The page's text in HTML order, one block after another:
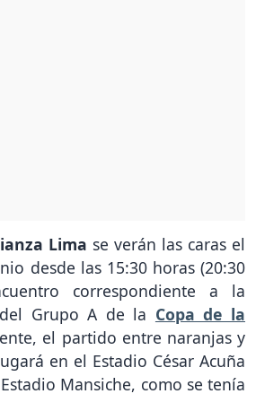
Lima se verán las caras el
desde las 15:30 horas (20:30
correspondiente a la
Grupo A de la Copa de la
el partido entre naranjas y
en el Estadio César Acuña
Mansiche, como se tenía